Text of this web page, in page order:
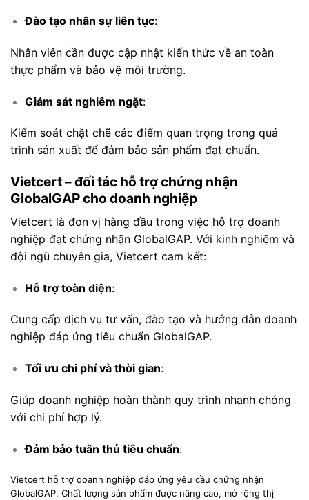
Đào tạo nhân sự liên tục:
Nhân viên cần được cập nhật kiến thức về an toàn
thực phẩm và bảo vệ môi trường.
Giám sát nghiêm ngặt:
Kiểm soát chặt chẽ các điểm quan trọng trong quá
trình sản xuất để đảm bảo sản phẩm đạt chuẩn.
Vietcert – đối tác hỗ trợ chứng nhận
GlobalGAP cho doanh nghiệp
Vietcert là đơn vị hàng đầu trong việc hỗ trợ doanh
nghiệp đạt chứng nhận GlobalGAP. Với kinh nghiệm và
đội ngũ chuyên gia, Vietcert cam kết:
Hỗ trợ toàn diện:
Cung cấp dịch vụ tư vấn, đào tạo và hướng dẫn doanh
nghiệp đáp ứng tiêu chuẩn GlobalGAP.
Tối ưu chi phí và thời gian:
Giúp doanh nghiệp hoàn thành quy trình nhanh chóng
với chi phí hợp lý.
Đảm bảo tuân thủ tiêu chuẩn:
Vietcert hỗ trợ doanh nghiệp đáp ứng yêu cầu chứng nhận
GlobalGAP. Chất lượng sản phẩm được nâng cao, mở rộng thị